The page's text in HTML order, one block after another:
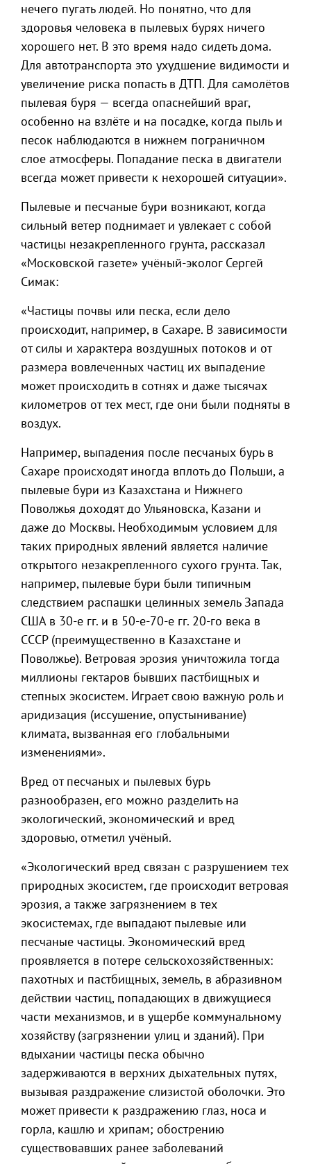
нечего пугать людей. Но понятно, что для
здоровья человека в пылевых бурях ничего
хорошего нет. В это время надо сидеть дома.
Для автотранспорта это ухудшение видимости и
увеличение риска попасть в ДТП. Для самолётов
пылевая буря — всегда опаснейший враг,
особенно на взлёте и на посадке, когда пыль и
песок наблюдаются в нижнем пограничном
слое атмосферы. Попадание песка в двигатели
всегда может привести к нехорошей ситуации».
Пылевые и песчаные бури возникают, когда
сильный ветер поднимает и увлекает с собой
частицы незакрепленного грунта, рассказал
«Московской газете» учёный-эколог Сергей
Симак:
«Частицы почвы или песка, если дело
происходит, например, в Сахаре. В зависимости
от силы и характера воздушных потоков и от
размера вовлеченных частиц их выпадение
может происходить в сотнях и даже тысячах
километров от тех мест, где они были подняты в
воздух.
Например, выпадения после песчаных бурь в
Сахаре происходят иногда вплоть до Польши, а
пылевые бури из Казахстана и Нижнего
Поволжья доходят до Ульяновска, Казани и
даже до Москвы. Необходимым условием для
таких природных явлений является наличие
открытого незакрепленного сухого грунта. Так,
например, пылевые бури были типичным
следствием распашки целинных земель Запада
США в 30-е гг. и в 50-е-70-е гг. 20-го века в
СССР (преимущественно в Казахстане и
Поволжье). Ветровая эрозия уничтожила тогда
миллионы гектаров бывших пастбищных и
степных экосистем. Играет свою важную роль и
аридизация (иссушение, опустынивание)
климата, вызванная его глобальными
изменениями».
Вред от песчаных и пылевых бурь
разнообразен, его можно разделить на
экологический, экономический и вред
здоровью, отметил учёный.
«Экологический вред связан с разрушением тех
природных экосистем, где происходит ветровая
эрозия, а также загрязнением в тех
экосистемах, где выпадают пылевые или
песчаные частицы. Экономический вред
проявляется в потере сельскохозяйственных:
пахотных и пастбищных, земель, в абразивном
действии частиц, попадающих в движущиеся
части механизмов, и в ущербе коммунальному
хозяйству (загрязнении улиц и зданий). При
вдыхании частицы песка обычно
задерживаются в верхних дыхательных путях,
вызывая раздражение слизистой оболочки. Это
может привести к раздражению глаз, носа и
горла, кашлю и хрипам; обострению
существовавших ранее заболеваний